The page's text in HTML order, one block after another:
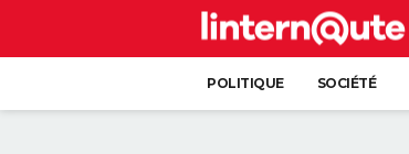
POLITIQUE SOCIÉTÉ